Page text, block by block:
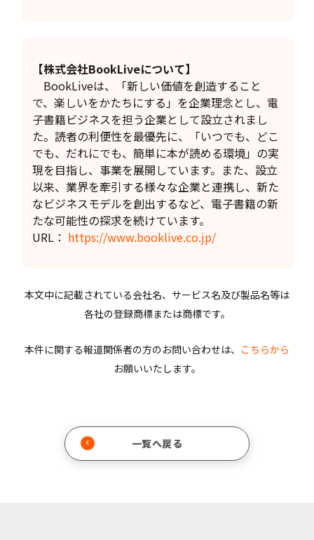
【株式会社BookLiveについて】
BookLiveは、「新しい価値を創造すること
で、楽しいをかたちにする」を企業理念とし、電
子書籍ビジネスを担う企業として設立されまし
た。読者の利便性を最優先に、「いつでも、どこ
でも、だれにでも、簡単に本が読める環境」の実
現を目指し、事業を展開しています。また、設立
以来、業界を牽引する様々な企業と連携し、新た
なビジネスモデルを創出するなど、電子書籍の新
たな可能性の探求を続けています。
URL： https://www.booklive.co.jp/
本文中に記載されている会社名、サービス名及び製品名等は
各社の登録商標または商標です。
本件に関する報道関係者の方のお問い合わせは、 こちらから
お願いいたします。
一覧へ戻る